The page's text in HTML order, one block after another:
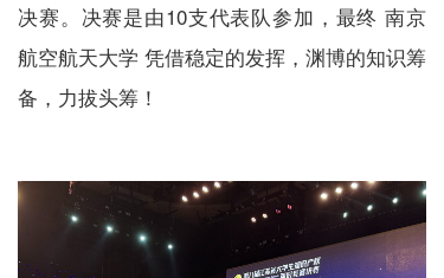
决赛。决赛是由10支代表队参加，最终 南京
航空航天大学 凭借稳定的发挥，渊博的知识筹
备，力拔头筹！